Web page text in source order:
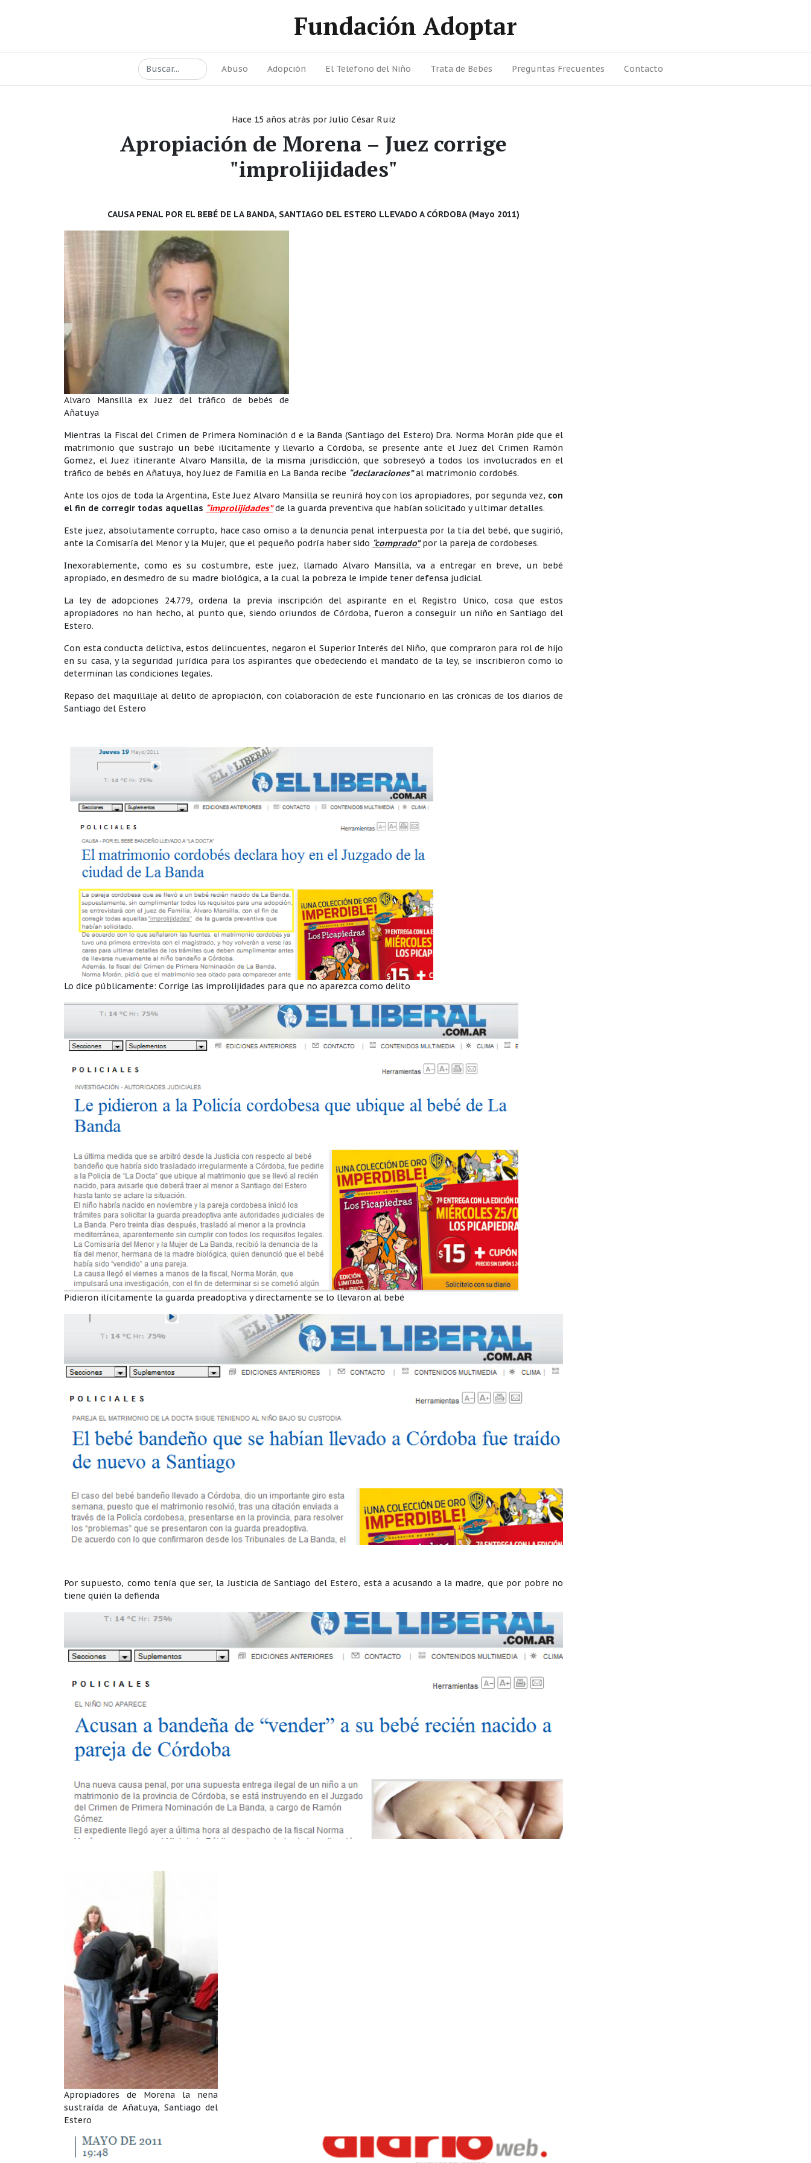
Fundación Adoptar
Abuso Adopción El Telefono del Niño Trata de Bebés Preguntas Frecuentes Contacto
Hace 15 años atrás porJulio César Ruiz
Apropiación de Morena – Juez corrige
"improlijidades"
CAUSA PENAL POR EL BEBÉ DE LA BANDA, SANTIAGO DEL ESTERO LLEVADO A CÓRDOBA (Mayo 2011)
Alvaro Mansilla ex Juez del tráfico de bebés de
Añatuya
Mientras la Fiscal del Crimen de Primera Nominación d e la Banda (Santiago del Estero) Dra. Norma Morán pide que el
matrimonio que sustrajo un bebé ilícitamente y llevarlo a Córdoba, se presente ante el Juez del Crimen Ramón
Gomez, el Juez itinerante Alvaro Mansilla, de la misma jurisdicción, que sobreseyó a todos los involucrados en el
tráfico de bebés en Añatuya, hoy Juez de Familia en La Banda recibe “declaraciones”al matrimonio cordobés.
Ante los ojos de toda la Argentina, Este Juez Alvaro Mansilla se reunirá hoy con los apropiadores, por segunda vez, con
el fin de corregir todas aquellas “improlijidades”de la guarda preventiva que habían solicitado y ultimar detalles.
Este juez, absolutamente corrupto, hace caso omiso a la denuncia penal interpuesta por la tía del bebé, que sugirió,
ante la Comisaría del Menor y la Mujer, que el pequeño podría haber sido “comprado”por la pareja de cordobeses.
Inexorablemente, como es su costumbre, este juez, llamado Alvaro Mansilla, va a entregar en breve, un bebé
apropiado, en desmedro de su madre biológica, a la cual la pobreza le impide tener defensa judicial.
La ley de adopciones 24.779, ordena la previa inscripción del aspirante en el Registro Unico, cosa que estos
apropiadores no han hecho, al punto que, siendo oriundos de Córdoba, fueron a conseguir un niño en Santiago del
Estero.
Con esta conducta delictiva, estos delincuentes, negaron el Superior Interés del Niño, que compraron para rol de hijo
en su casa, y la seguridad jurídica para los aspirantes que obedeciendo el mandato de la ley, se inscribieron como lo
determinan las condiciones legales.
Repaso del maquillaje al delito de apropiación, con colaboración de este funcionario en las crónicas de los diarios de
Santiago del Estero
Lo dice públicamente: Corrige las improlijidades para que no aparezca como delito
Pidieron ilícitamente la guarda preadoptiva y directamente se lo llevaron al bebé
Por supuesto, como tenía que ser, la Justicia de Santiago del Estero, está a acusando a la madre, que por pobre no
tiene quién la defienda
Apropiadores de Morena la nena
sustraída de Añatuya, Santiago del
Estero